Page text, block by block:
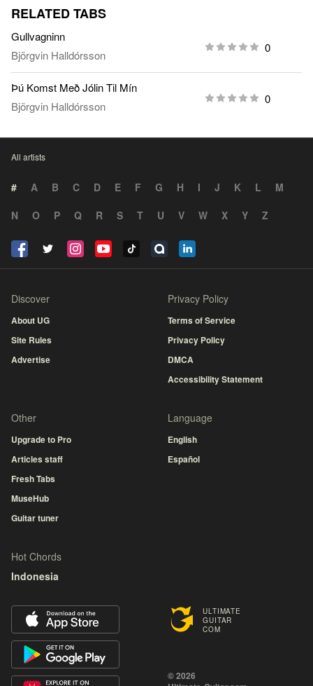
RELATED TABS
Gullvagninn
Björgvin Halldórsson
0
Þú Komst Með Jólin Til Mín
Björgvin Halldórsson
0
All artists
# A B C D E F G H I J K L
M
N
O P Q R S T U V W X Y Z
ULTIMATE
GUITAR
COM
© 2026
Discover
About UG
Site Rules
Advertise
Privacy Policy
Terms of Service
Privacy Policy
DMCA
Accessibility Statement
Other
Upgrade to Pro
Articles staff
Fresh Tabs
MuseHub
Guitar tuner
Language
English
Español
Hot Chords
Indonesia